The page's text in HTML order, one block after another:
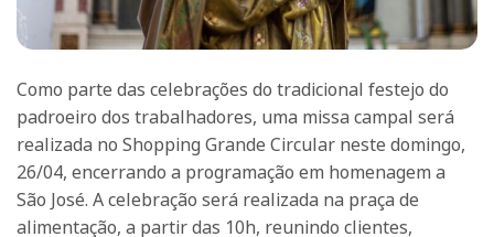
Como parte das celebrações do tradicional festejo do
padroeiro dos trabalhadores, uma missa campal será
realizada no Shopping Grande Circular neste domingo,
26/04, encerrando a programação em homenagem a
São José. A celebração será realizada na praça de
alimentação, a partir das 10h, reunindo clientes,